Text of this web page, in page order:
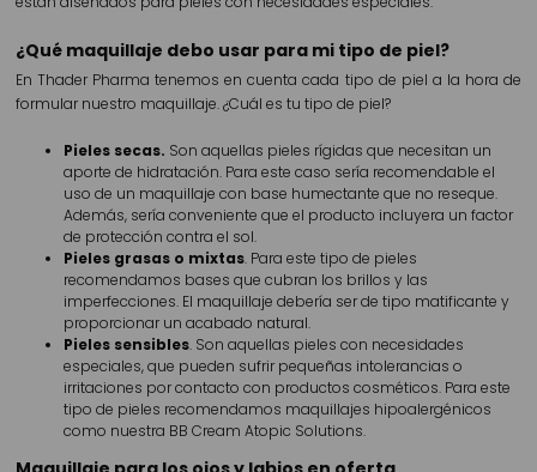
¿Qué maquillaje debo usar para mi tipo de piel?
En Thader Pharma tenemos en cuenta cada tipo de piel a la hora de
formular nuestro maquillaje. ¿Cuál es tu tipo de piel?
Pieles secas. Son aquellas pieles rígidas que necesitan un
aporte de hidratación. Para este caso sería recomendable el
uso de un maquillaje con base humectante que no reseque.
Además, sería conveniente que el producto incluyera un factor
de protección contra el sol.
Pieles grasas o mixtas. Para este tipo de pieles
recomendamos bases que cubran los brillos y las
imperfecciones. El maquillaje debería ser de tipo matificante y
proporcionar un acabado natural.
Pieles sensibles. Son aquellas pieles con necesidades
especiales, que pueden sufrir pequeñas intolerancias o
irritaciones por contacto con productos cosméticos. Para este
tipo de pieles recomendamos maquillajes hipoalergénicos
como nuestra BB Cream Atopic Solutions.